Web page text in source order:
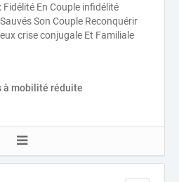
Fidélité En Couple infidélité
Son Couple Reconquérir
crise conjugale Et Familiale
à mobilité réduite